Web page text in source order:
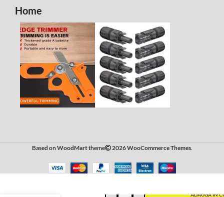
Home
Based on WoodMarttheme 2026WooCommerce Themes.
ADAUGĂ ÎN